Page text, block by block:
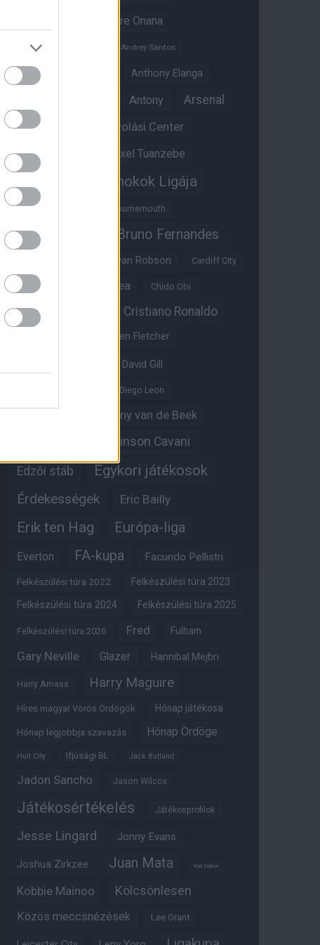
Andre Onana
Andreas Pereira
Andrey Santos
Angol válogatott Anthony Elanga
Antony Arsenal
Aston Villa Átigazolási Center
Átigazolások Axel Tuanzebe
Bajnokok Ligája
Benjamin Sesko Bournemouth
Brandon Williams Bruno Fernandes
Bryan Robson Cardiff City
Casemiro Chelsea Chido Obi
Christian Eriksen Cristiano Ronaldo
Darren Fletcher
David Gill
Diego Leon
Donny van de Beek
Edinson Cavani
Edzői stáb Egykori játékosok
Érdekességek Eric Bailly
Erik ten Hag Európa-liga
Everton FA-kupa Facundo Pellistri
Felkészülési túra 2022 Felkészülési túra 2023
Felkészülési túra 2024 Felkészülési túra 2025
Felkészülési túra 2026 Fred Fulham
Gary Neville Glazer Hannibal Mejbri
Harry Amass Harry Maguire
Híres magyar Vörös Ördögök Hónap játékosa
Hónap legjobbja szavazás Hónap Ördöge
Hull City Ifjúsági BL Jack Butland
Jadon Sancho Jason Wilcox
Játékosértékelés Játékosprofilok
Jesse Lingard Jonny Evans
Joshua Zirkzee Juan Mata Karl Darlow
Kobbie Mainoo Kölcsönlesen
Közös meccsnézések Lee Grant